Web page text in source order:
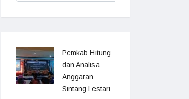
Pemkab Hitung
dan Analisa
Anggaran
Sintang Lestari